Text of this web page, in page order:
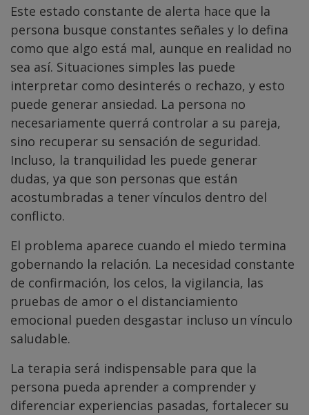
Este estado constante de alerta hace que la
persona busque constantes señales y lo defina
como que algo está mal, aunque en realidad no
sea así. Situaciones simples las puede
interpretar como desinterés o rechazo, y esto
puede generar ansiedad. La persona no
necesariamente querrá controlar a su pareja,
sino recuperar su sensación de seguridad.
Incluso, la tranquilidad les puede generar
dudas, ya que son personas que están
acostumbradas a tener vínculos dentro del
conflicto.
El problema aparece cuando el miedo termina
gobernando la relación. La necesidad constante
de confirmación, los celos, la vigilancia, las
pruebas de amor o el distanciamiento
emocional pueden desgastar incluso un vínculo
saludable.
La terapia será indispensable para que la
persona pueda aprender a comprender y
diferenciar experiencias pasadas, fortalecer su